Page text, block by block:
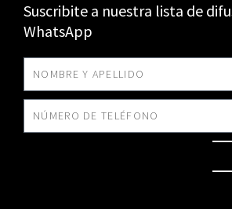
Suscribite a nuestra lista de
WhatsApp